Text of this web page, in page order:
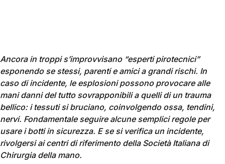
Ancora in troppi s’improvvisano “esperti pirotecnici”
esponendo se stessi, parenti e amici a grandi rischi. In
caso di incidente, le esplosioni possono provocare alle
mani danni del tutto sovrapponibili a quelli di un trauma
bellico: i tessuti si bruciano, coinvolgendo ossa, tendini,
nervi. Fondamentale seguire alcune semplici regole per
usare i botti in sicurezza. E se si verifica un incidente,
rivolgersi ai centri di riferimento della Società Italiana di
Chirurgia della mano.